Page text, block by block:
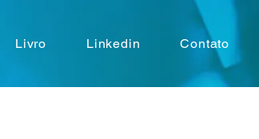
Livro Linkedin Contato